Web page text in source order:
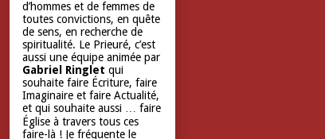
d’hommes et de femmes de
toutes convictions, en quête
de sens, en recherche de
spiritualité. Le Prieuré, c’est
aussi une équipe animée par
Gabriel Ringlet qui
souhaite faire Écriture, faire
Imaginaire et faire Actualité,
et qui souhaite aussi … faire
Église à travers tous ces
faire-là ! Je fréquente le